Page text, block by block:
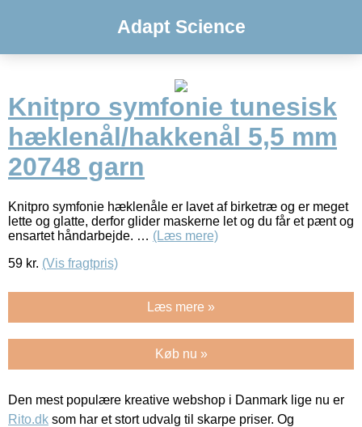
Adapt Science
Knitpro symfonie tunesisk
hæklenål/hakkenål 5,5 mm
20748 garn
Knitpro symfonie hæklenåle er lavet af birketræ og er meget
lette og glatte, derfor glider maskerne let og du får et pænt og
ensartet håndarbejde. … (Læs mere)
59 kr. (Vis fragtpris)
Læs mere »
Køb nu »
Den mest populære kreative webshop i Danmark lige nu er
Rito.dk som har et stort udvalg til skarpe priser. Og